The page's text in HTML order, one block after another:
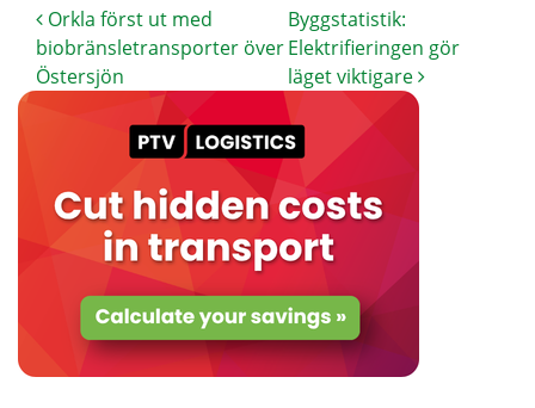
Orkla först ut med
biobränsletransporter över
Östersjön
Byggstatistik:
Elektrifieringen gör
läget viktigare